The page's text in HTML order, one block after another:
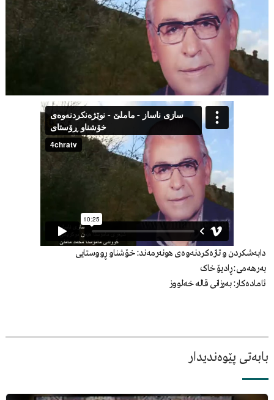
دابەشکردن و تازەکردنەوەی هونەرمەند: خۆشناو ڕووستایی
بەرهەمی: ڕادیۆ خاک
ئامادەکار: بەرزانی قالە خەلووز
بابەتی پێوەندیدار